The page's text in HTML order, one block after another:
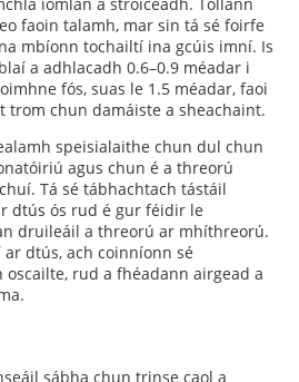
faoin talamh, mar sin tá sé foirfe
mbíonn tochailtí ina gcúis imní. Is
a adhlacadh 0.6–0.9 méadar i
fós, suas le 1.5 méadar, faoi
chun damáiste a sheachaint.
speisialaithe chun dul chun
agus chun é a threorú
Tá sé tábhachtach tástáil
dtús ós rud é gur féidir le
druileáil a threorú ar mhíthreorú.
dtús, ach coinníonn sé
oscailte, rud a fhéadann airgead a
sábha chun trinse caol a